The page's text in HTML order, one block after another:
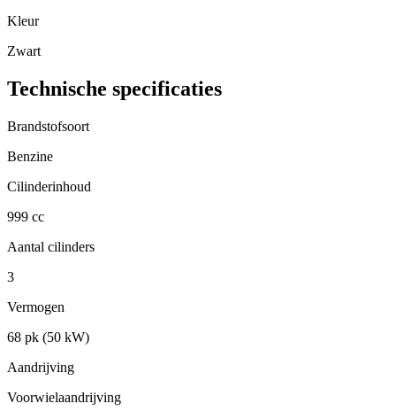
Kleur
Zwart
Technische specificaties
Brandstofsoort
Benzine
Cilinderinhoud
999 cc
Aantal cilinders
3
Vermogen
68 pk (50 kW)
Aandrijving
Voorwielaandrijving